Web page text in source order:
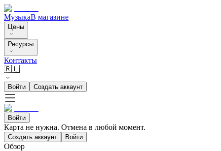
МузыкаВ магазине
Цены
Ресурсы
Контакты
🇷🇺
Войти Создать аккаунт
Войти
Карта не нужна. Отмена в любой момент.
Создать аккаунт Войти
Обзор